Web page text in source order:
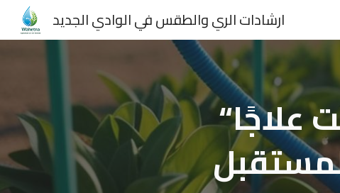
ارشادات الري والطقس في الوادي الجديد
“واحتنا”… مكافحة الآفات ليست علاجًا